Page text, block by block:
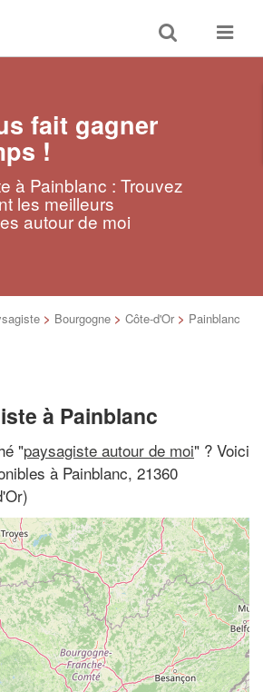
Toggle
search
Toggle
fait gagner
!
à Painblanc : Trouvez
les meilleurs
autour de moi
> Bourgogne > Côte-d'Or > Painblanc
à Painblanc
"paysagiste autour de moi" ? Voici
à Painblanc, 21360